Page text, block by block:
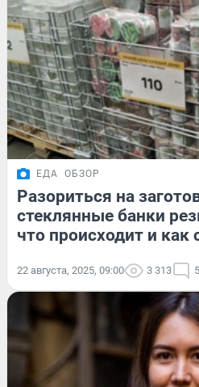
ЕДА ОБЗОР
Разориться на
стеклянные банки
что происходит и как
22 августа, 2025, 09:00 3 313 5